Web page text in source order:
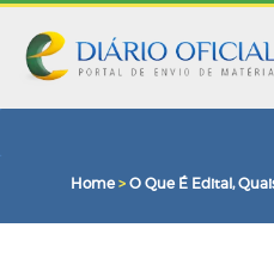
Home> O Que É Edital,